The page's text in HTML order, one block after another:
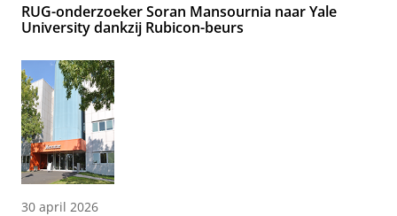
RUG-onderzoeker Soran Mansournia naar Yale
University dankzij Rubicon-beurs
30 april 2026